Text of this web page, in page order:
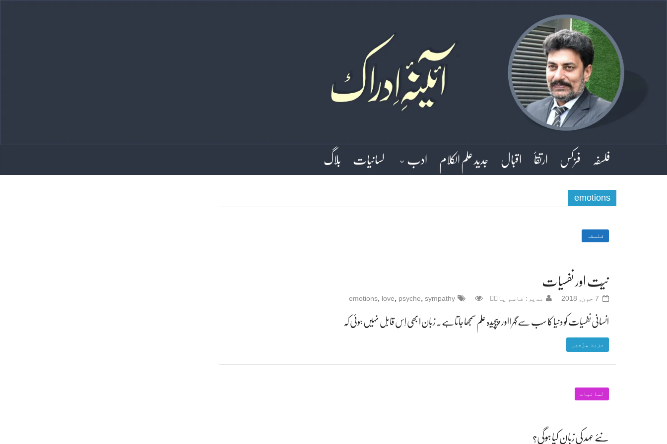
فلسفہ فزکس ارتقأ اقبال جدید علم الکلام ادب لسانیات بلاگ
emotions
فلسفہ
نیّت اور نفسیات
7 جون, 2018 مدیر: قاسم یادؔ emotions, love, psyche, sympathy
انسانی نفسیات کو دنیا کا سب سے گہرا اور پیچیدہ علم سمجھا جاتاہے۔ زبان ابھی اِس قابل نہیں ہوئی کہ
مزید پڑھیں
لسانیات
نئے عہد کی زبان کیا ہوگی؟